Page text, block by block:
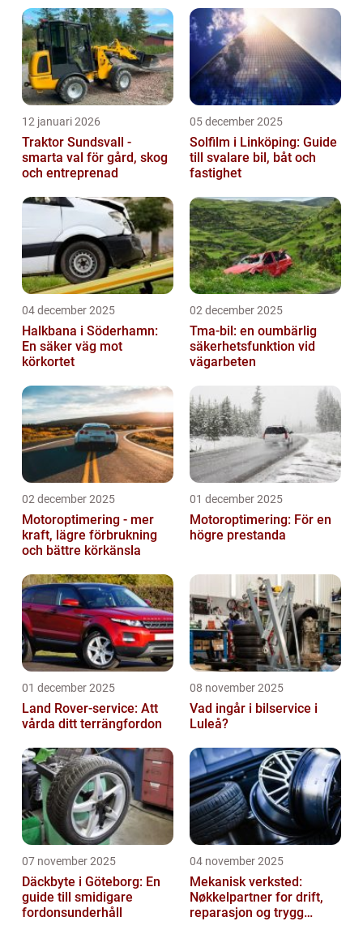
12 januari 2026
Traktor Sundsvall -
smarta val för gård, skog
och entreprenad
05 december 2025
Solfilm i Linköping: Guide
till svalare bil, båt och
fastighet
04 december 2025
Halkbana i Söderhamn:
En säker väg mot
körkortet
02 december 2025
Tma-bil: en oumbärlig
säkerhetsfunktion vid
vägarbeten
02 december 2025
Motoroptimering - mer
kraft, lägre förbrukning
och bättre körkänsla
01 december 2025
Motoroptimering: För en
högre prestanda
01 december 2025
Land Rover-service: Att
vårda ditt terrängfordon
08 november 2025
Vad ingår i bilservice i
Luleå?
07 november 2025
Däckbyte i Göteborg: En
guide till smidigare
fordonsunderhåll
04 november 2025
Mekanisk verksted:
Nøkkelpartner for drift,
reparasjon og trygg